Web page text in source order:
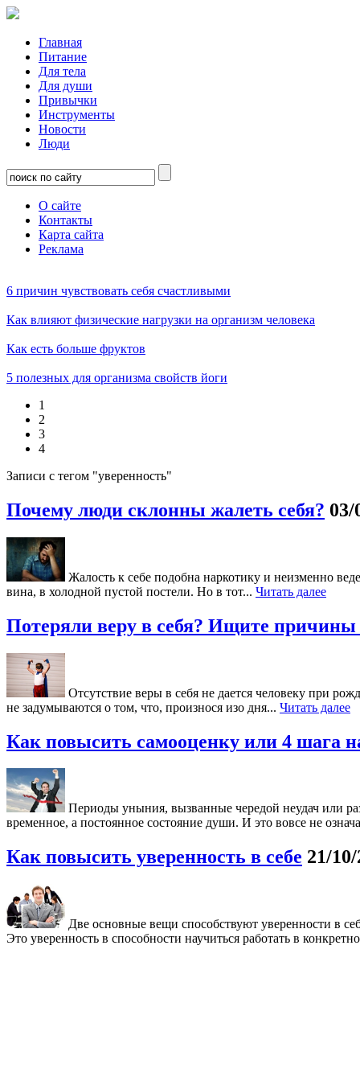
Главная
Питание
Для тела
Для души
Привычки
Инструменты
Новости
Люди
О сайте
Контакты
Карта сайта
Реклама
6 причин чувствовать себя счастливыми
Как влияют физические нагрузки на организм человека
Как есть больше фруктов
5 полезных для организма свойств йоги
1
2
3
4
Записи с тегом "уверенность"
Почему люди склонны жалеть себя? 03/
Жалость к себе подобна наркотику и неизменно
вина, в холодной пустой постели. Но в тот... Читать далее
Потеряли веру в себя? Ищите причины
Отсутствие веры в себя не дается человеку при
не задумываются о том, что, произнося изо дня... Читать далее
Как повысить самооценку или 4 шага
Периоды уныния, вызванные чередой неудач или
временное, а постоянное состояние души. И это вовсе не
Как повысить уверенность в себе 21/
Две основные вещи способствуют уверенности в
Это уверенность в способности научиться работать в